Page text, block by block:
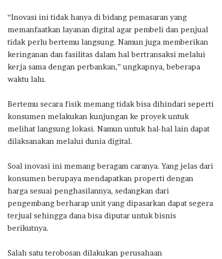
“Inovasi ini tidak hanya di bidang pemasaran yang
memanfaatkan layanan digital agar pembeli dan penjual
tidak perlu bertemu langsung. Namun juga memberikan
keringanan dan fasilitas dalam hal bertransaksi melalui
kerja sama dengan perbankan,” ungkapnya, beberapa
waktu lalu.
Bertemu secara fisik memang tidak bisa dihindari seperti
konsumen melakukan kunjungan ke proyek untuk
melihat langsung lokasi. Namun untuk hal-hal lain dapat
dilaksanakan melalui dunia digital.
Soal inovasi ini memang beragam caranya. Yang jelas dari
konsumen berupaya mendapatkan properti dengan
harga sesuai penghasilannya, sedangkan dari
pengembang berharap unit yang dipasarkan dapat segera
terjual sehingga dana bisa diputar untuk bisnis
berikutnya.
Salah satu terobosan dilakukan perusahaan